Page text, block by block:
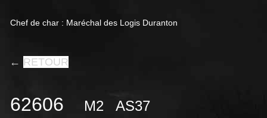
Chef de char : Maréchal des Logis Duranton
← RETOUR
62606 M2 AS37